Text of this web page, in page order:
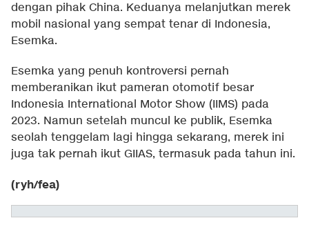
dengan pihak China. Keduanya melanjutkan merek
mobil nasional yang sempat tenar di Indonesia,
Esemka.
Esemka yang penuh kontroversi pernah
memberanikan ikut pameran otomotif besar
Indonesia International Motor Show (IIMS) pada
2023. Namun setelah muncul ke publik, Esemka
seolah tenggelam lagi hingga sekarang, merek ini
juga tak pernah ikut GIIAS, termasuk pada tahun ini.
(ryh/fea)